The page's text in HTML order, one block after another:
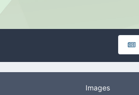
Images